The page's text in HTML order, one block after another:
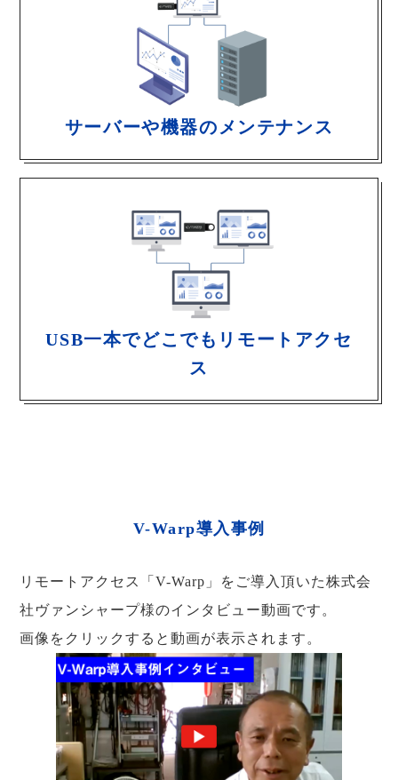
サーバーや機器のメンテナンス
USB一本でどこでもリモートアクセ
ス
V-Warp導入事例
リモートアクセス「V-Warp」をご導入頂いた株式会
社ヴァンシャープ様のインタビュー動画です。
画像をクリックすると動画が表示されます。